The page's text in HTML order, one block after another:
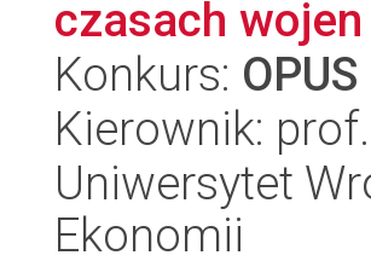
czasach
Konkurs:
Kierownik:
Uniwersytet
Ekonomii